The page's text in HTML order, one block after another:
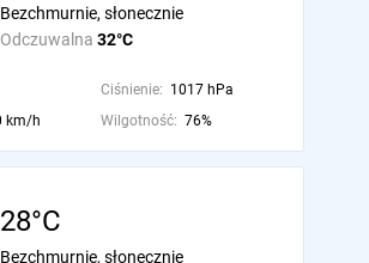
Odczuwalna 32°C
Bezchmurnie, słonecznie
Ciśnienie: 1017 hPa
km/h Wilgotność: 76%
28°C
Bezchmurnie, słonecznie